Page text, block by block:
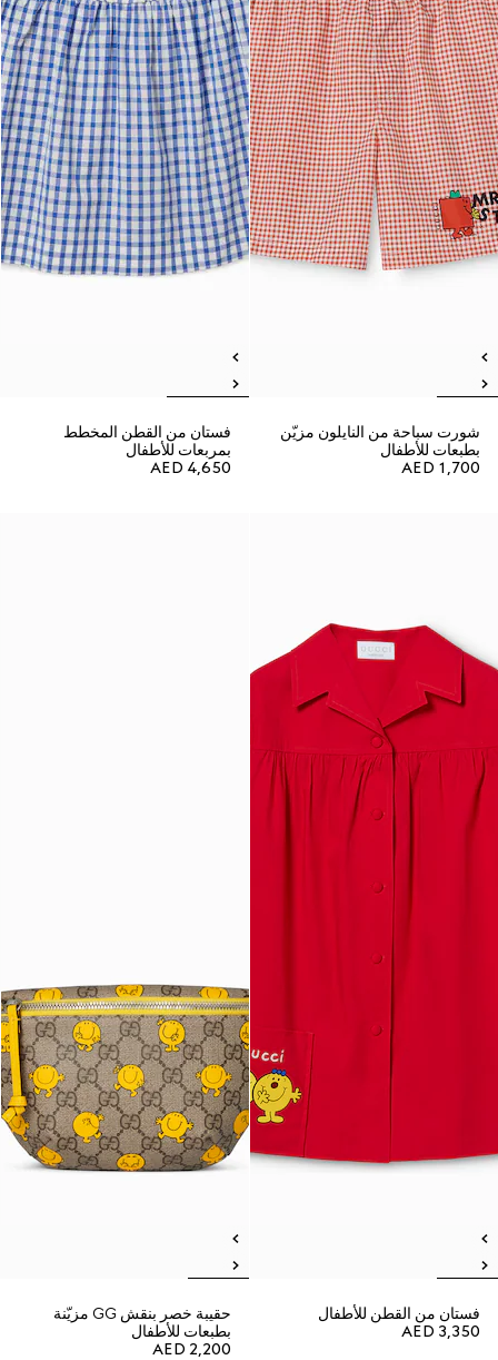
شورت سباحة من النايلون مزيّن
بطبعات للأطفال
AED 1,700
فستان من القطن المخطط
بمربعات للأطفال
AED 4,650
فستان من القطن للأطفال
AED 3,350
حقيبة خصر بنقش GG مزيّنة
بطبعات للأطفال
AED 2,200